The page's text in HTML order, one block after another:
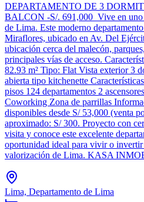
DEPARTAMENTO DE 3
BALCON -S/. 691,000 Vive en uno
de Lima. Este moderno
Miraflores, ubicado en Av. Del
ubicación cerca del malecón,
principales vías de acceso.
82.93 m² Tipo: Flat Vista exterior 3
abierta tipo kitchenette
pisos 124 departamentos 2
Coworking Zona de parrillas
disponibles desde S/ 53,000 (venta
aproximado: S/ 300. Proyecto con
visita y conoce este excelente
oportunidad ideal para vivir o
valorización de Lima. KASA
Lima, Departamento de Lima